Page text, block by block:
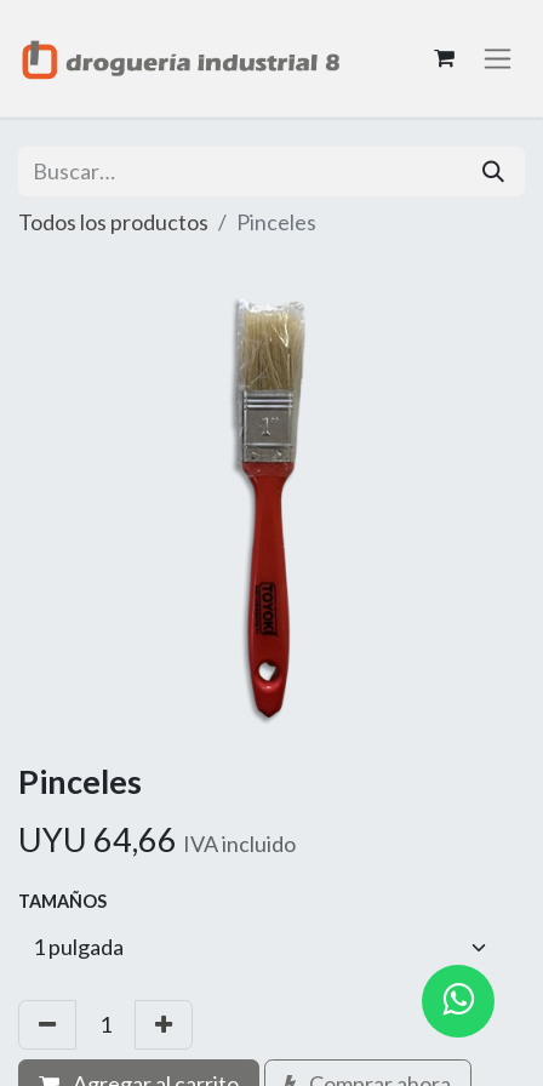
Todos los productos Pinceles
Pinceles
UYU 64,66 IVA incluido
TAMAÑOS